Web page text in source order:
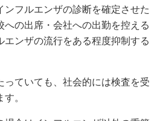
ンフルエンザの診断を確定させた
への出席・会社への出勤を控える
エンザの流行をある程度抑制する
っていても、社会的には検査を受
。